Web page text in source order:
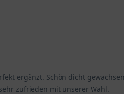
Niederschlägen.
ihre Kraft, dank der kräftig
ergänzt. Schön dicht
zufrieden mit unserer Wahl.